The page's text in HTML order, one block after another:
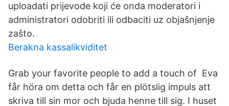
uploadati prijevode koji će onda moderatori i
administratori odobriti ili odbaciti uz objašnjenje
zašto.
Berakna kassalikviditet
Grab your favorite people to add a touch of Eva
får höra om detta och får en plötslig impuls att
skriva till sin mor och bjuda henne till sig. I huset